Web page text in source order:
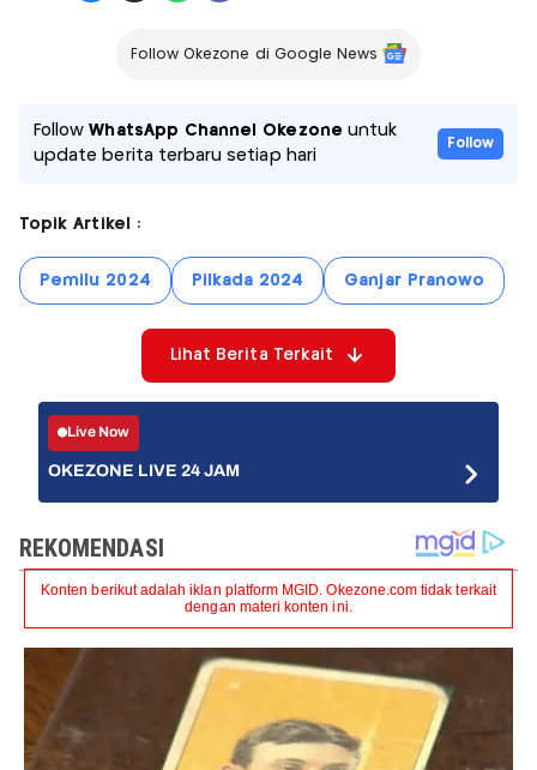
Follow Okezone di Google News
FollowWhatsApp Channel Okezone untuk
update berita terbaru setiap hari
Follow
Topik Artikel :
Pemilu 2024 Pilkada 2024 Ganjar Pranowo
Lihat Berita Terkait
Live Now
OKEZONE LIVE 24 JAM